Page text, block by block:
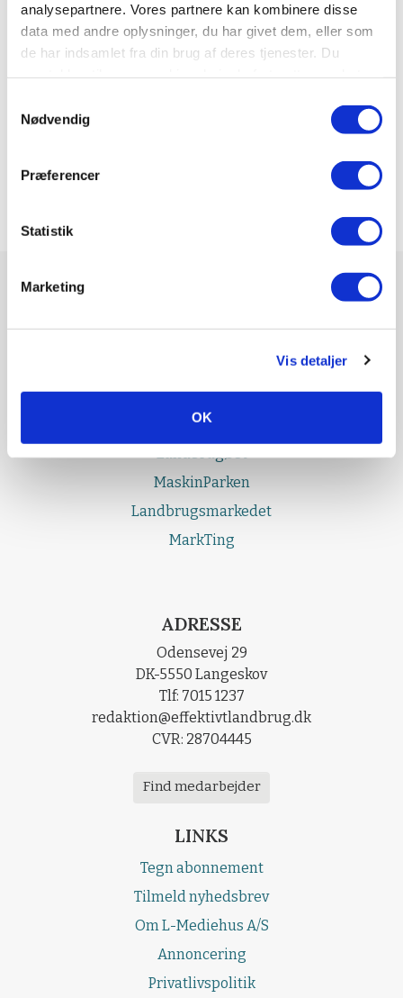
analysepartnere. Vores partnere kan kombinere disse
data med andre oplysninger, du har givet dem, eller som
de har indsamlet fra din brug af deres tjenester. Du
Nødvendig
Præferencer
Statistik
Marketing
Vis detaljer
OK
Sociale medier
Følg os på Facebook, LinkedIn og Instagram og få
LandbrugSyd
LandbrugFyn
LandbrugØst
MaskinParken
Landbrugsmarkedet
MarkTing
ADRESSE
Odensevej 29
DK-5550 Langeskov
Tlf: 7015 1237
redaktion@effektivtlandbrug.dk
CVR: 28704445
Find medarbejder
LINKS
Tegn abonnement
Tilmeld nyhedsbrev
Om L-Mediehus A/S
Annoncering
Privatlivspolitik